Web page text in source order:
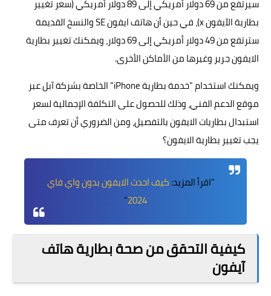
سيرتفع من 69 دولار أمريكي إلى 89 دولار أمريكي (سعر تغيير
بطارية الآيفون x)، في حين أن هاتف ايفون SE والنسخ القديمة
سترتفع من 49 دولار أمريكي إلى 69 دولار، ويمكنك تغيير بطارية
الايفون جرير وغيرها من الأماكن الأخرى.
ويمكنك استخدام "خدمة بطارية iPhone
" الخاصة بشركة آبل عبر
موقع الدعم الفني، وذلك للحصول على التكلفة الإجمالية لسعر
استبدال بطاريات الايفون بالتفصيل، ومن الضروري أن تعرف متى
يجب تغيير بطارية الايفون؟
"اقرأ المزيد:كيف احدث الايفون بدون واي فاي
2024
"
كيفية التحقق من صحة بطارية هاتف
آيفون